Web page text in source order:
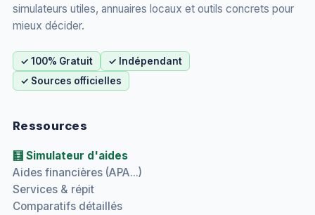
simulateurs utiles, annuaires locaux et outils concrets pour
mieux décider.
✓ 100% Gratuit
✓ Indépendant
✓ Sources officielles
Ressources
🧮 Simulateur d'aides
Aides financières (APA...)
Services & répit
Comparatifs détaillés